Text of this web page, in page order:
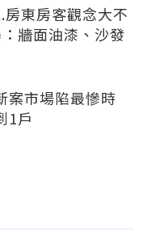
東房客觀念大不
牆面油漆、沙發
案市場陷最慘時
1戶